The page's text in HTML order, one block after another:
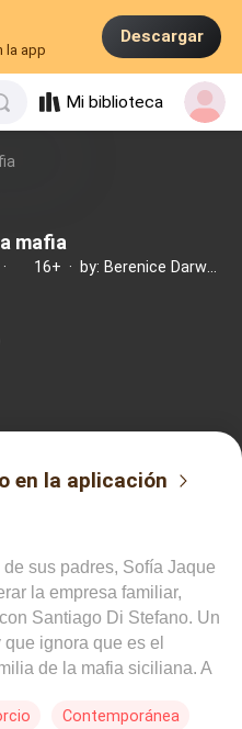
la app
Descargar
Mi biblioteca
mafia
· 16+ ·
en la aplicación
de sus padres, Sofía Jaque
la empresa familiar,
Santiago Di Stefano. Un
ignora que es el
de la mafia siciliana. A
que le corresponde. No
Contemporánea